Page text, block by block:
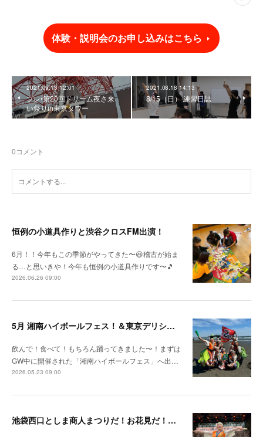
体験・説明会のお申し込みはこちら
2021.09.13 12:01
プレ•第20回ドリーム夜さ来
い祭りin東京タワー
2021.08.18 14:13
8/15（日） 練習日誌
0コメント
恒例の小道具作りと渋谷クロスFM出演！
6月！！今年もこの季節がやってきた〜😆稽古が始ま
る…と思いきや！今年も恒例の小道具作りです〜🎵
2026.06.26 09:00
5月 湘南ハイボールフェス！＆東京デリシャスミュージアム
飲んで！食べて！もちろん踊ってきました〜！まずは
GW中に開催された「湘南ハイボールフェス」へ出…
2026.05.23 09:00
池袋西口としま商人まつりだ！お花見だ！新作レッスンだ！